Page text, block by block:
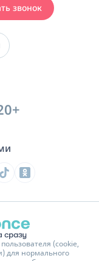
звонок
(cookie,
для нормального